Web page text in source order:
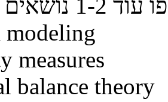
מתקדמים)
measures
balance theory